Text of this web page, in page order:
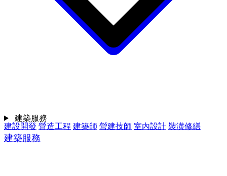
建設開發 營造工程 建築師 營建技師 室內設計 裝潢修繕
建築服務
建築服務